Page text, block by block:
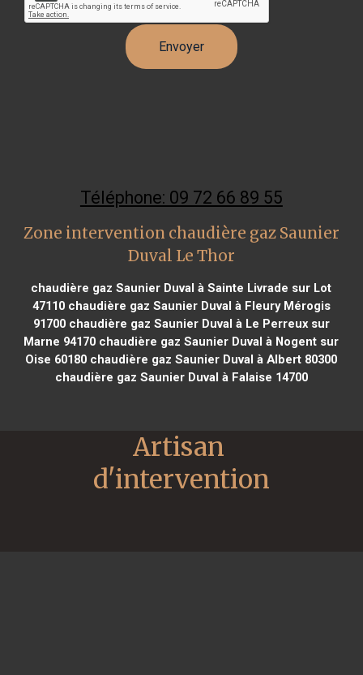
Téléphone: 09 72 66 89 55
Zone intervention chaudière gaz Saunier
Duval Le Thor
chaudière gaz Saunier Duval à Sainte Livrade sur Lot
47110chaudière gaz Saunier Duval à Fleury Mérogis
91700chaudière gaz Saunier Duval à Le Perreux sur
Marne 94170 chaudière gaz Saunier Duval à Nogent sur
Oise 60180 chaudière gaz Saunier Duval à Albert 80300
chaudière gaz Saunier Duval à Falaise 14700
Artisan
d'intervention